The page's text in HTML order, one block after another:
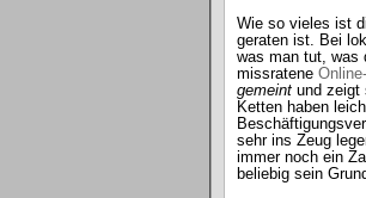
Wie so vieles ist
geraten ist. Bei
was man tut, was
missratene
gemeint und zeigt
Ketten haben
sehr ins Zeug
immer noch ein
beliebig sein